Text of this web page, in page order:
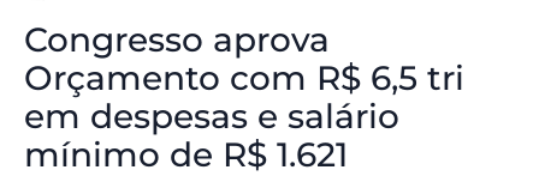
Congresso aprova
Orçamento com R$ 6,5 tri
em despesas e salário
mínimo de R$ 1.621